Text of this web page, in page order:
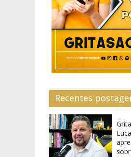
Recentes